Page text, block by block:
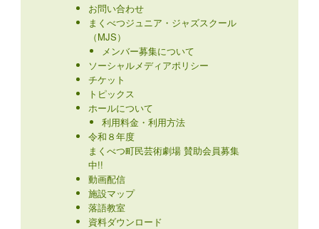
お問い合わせ
まくべつジュニア・ジャズスクール
（MJS）
メンバー募集について
ソーシャルメディアポリシー
チケット
トピックス
ホールについて
利用料金・利用方法
令和８年度
まくべつ町民芸術劇場 賛助会員募集
中!!
動画配信
施設マップ
落語教室
資料ダウンロード